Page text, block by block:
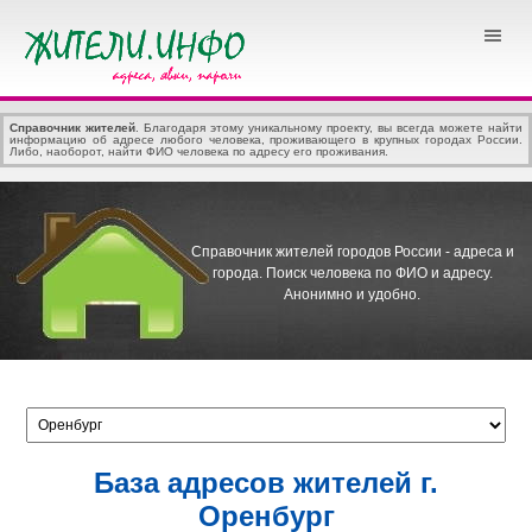
Справочник жителей . Благодаря этому уникальному проекту, вы всегда можете найти
информацию об адресе любого человека, проживающего в крупных городах России.
Либо, наоборот, найти ФИО человека по адресу его проживания.
Справочник жителей городов России - адреса и
города. Поиск человека по ФИО и адресу.
Анонимно и удобно.
База адресов жителей г.
Оренбург